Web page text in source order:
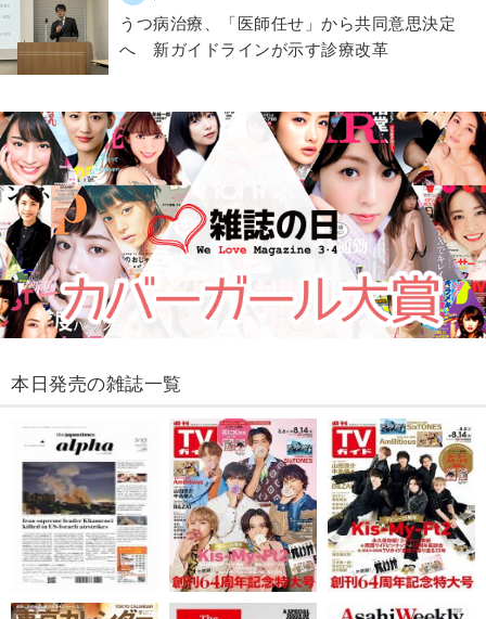
うつ病治療、「医師任せ」から共同意思決定
へ 新ガイドラインが示す診療改革
本日発売の雑誌一覧